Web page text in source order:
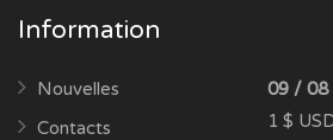
Information
Nouvelles
Contacts
09 / 08
1 $